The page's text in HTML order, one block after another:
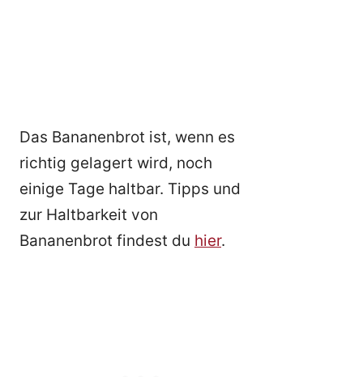
Das Bananenbrot ist, wenn es
richtig gelagert wird, noch
einige Tage haltbar. Tipps und
zur Haltbarkeit von
Bananenbrot findest du hier.